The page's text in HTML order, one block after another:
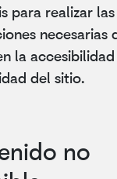
para realizar las
necesarias
la
del sitio.
no